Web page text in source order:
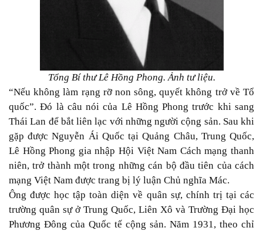
Tổng Bí thư Lê Hồng Phong. Ảnh tư liệu.
“Nếu không làm rạng rỡ non sông, quyết không trở về Tổ
quốc”. Đó là câu nói của Lê Hồng Phong trước khi sang
Thái Lan để bắt liên lạc với những người cộng sản. Sau khi
gặp được Nguyễn Ái Quốc tại Quảng Châu, Trung Quốc,
Lê Hồng Phong gia nhập Hội Việt Nam Cách mạng thanh
niên, trở thành một trong những cán bộ đầu tiên của cách
mạng Việt Nam được trang bị lý luận Chủ nghĩa Mác.
Ông được học tập toàn diện về quân sự, chính trị tại các
trường quân sự ở Trung Quốc, Liên Xô và Trường Đại học
Phương Đông của Quốc tế cộng sản. Năm 1931, theo chỉ